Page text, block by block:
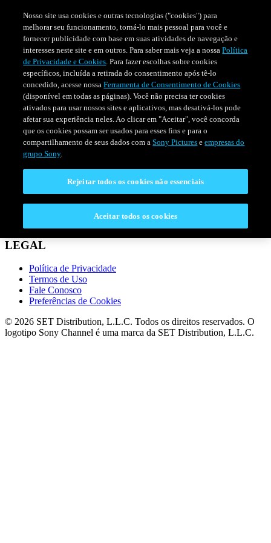
SÉRIESPROGRAMAÇÃO
CONECTAR
Perguntas Frequentes
LEGAL
Política de Privacidade
Termos de Uso
Fale Conosco
Preferências de Cookies
© 2026 SET Distribution, L.L.C. Todos os direitos reservados. O
logotipo Sony Channel é uma marca da SET Distribution, L.L.C.
Nosso site usa cookies e outras tecnologias ("cookies") para
melhorar seu funcionamento, torná-lo mais pessoal para você e
fornecer publicidade com base em suas atividades de navegação e
interesses neste site e em outros. Para saber mais veja a nossaPolítica
de Privacidade e Cookies. Para fazer escolhas sobre cookies
específicos, incluída a retirada do consentimento após tê-lo
concedido, acesse nossaFerramenta de Consentimento de Cookies
(disponível em todas as páginas). Você não precisa ter cookies
ativados para usar nossos sites e aplicativos, mas desativá-los pode
afetar sua experiência neles. Ao clicar em "Aceitar", você concorda
que os cookies possam ser usados para esses fins e para o
compartilhamento de seus dados com aSony Pictures eempresas do
grupo Sony.
Rejeitar todos os cookies não essenciais
Aceitar todos os cookies